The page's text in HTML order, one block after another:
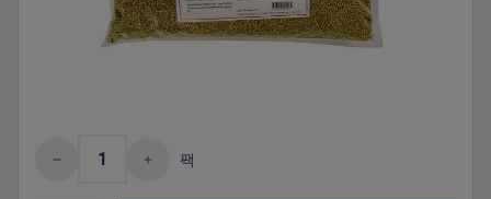
제품 수량: 원하는 값을 입력하거나 버튼
팩